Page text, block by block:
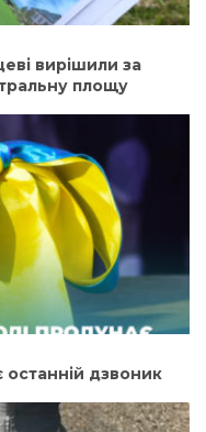
вирішили за
площу
останній дзвоник